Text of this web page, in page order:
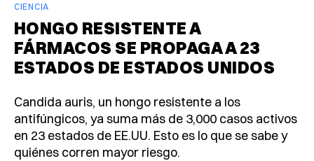
CIENCIA
HONGO RESISTENTE A
FÁRMACOS SE PROPAGA A 23
ESTADOS DE ESTADOS UNIDOS
Candida auris, un hongo resistente a los
antifúngicos, ya suma más de 3,000 casos activos
en 23 estados de EE.UU. Esto es lo que se sabe y
quiénes corren mayor riesgo.